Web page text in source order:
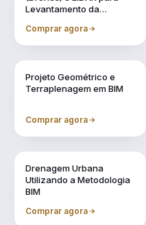
Levantamento da
Comprar agora
Projeto Geométrico e
Terraplenagem em BIM
Comprar agora
Drenagem Urbana
Utilizando a Metodologia
BIM
Comprar agora